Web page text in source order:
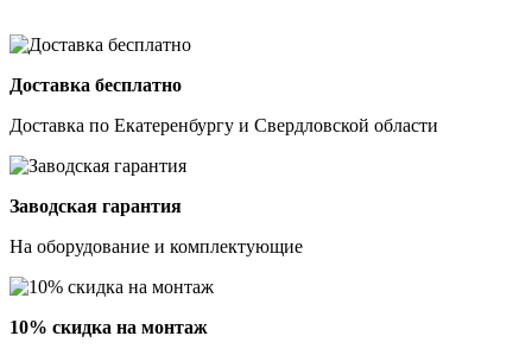
Доставка бесплатно
Доставка по Екатеренбургу и Свердловской области
Заводская гарантия
На оборудование и комплектующие
10% скидка на монтаж